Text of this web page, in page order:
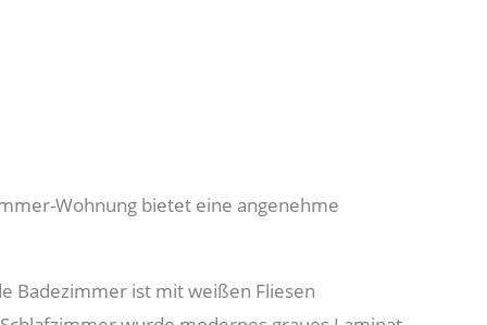
Wohnung bietet eine angenehme
Badezimmer ist mit weißen Fliesen